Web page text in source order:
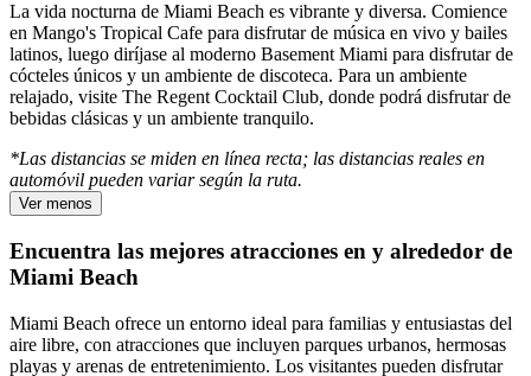
La vida nocturna de Miami Beach es vibrante y diversa. Comience
en Mango's Tropical Cafe para disfrutar de música en vivo y bailes
latinos, luego diríjase al moderno Basement Miami para disfrutar de
cócteles únicos y un ambiente de discoteca. Para un ambiente
relajado, visite The Regent Cocktail Club, donde podrá disfrutar de
bebidas clásicas y un ambiente tranquilo.
*Las distancias se miden en línea recta; las distancias reales en
automóvil pueden variar según la ruta.
Ver menos
Encuentra las mejores atracciones en y alrededor de
Miami Beach
Miami Beach ofrece un entorno ideal para familias y entusiastas del
aire libre, con atracciones que incluyen parques urbanos, hermosas
playas y arenas de entretenimiento. Los visitantes pueden disfrutar